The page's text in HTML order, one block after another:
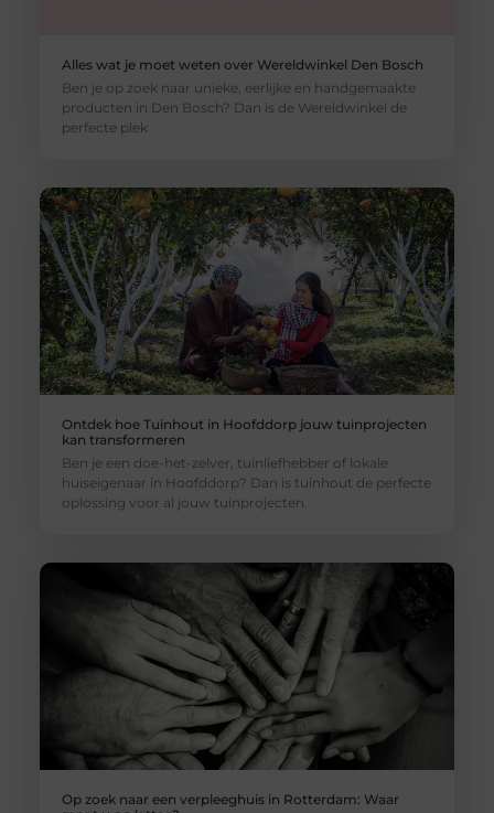
Alles wat je moet weten over Wereldwinkel Den Bosch
Ben je op zoek naar unieke, eerlijke en handgemaakte
producten in Den Bosch? Dan is de Wereldwinkel de
perfecte plek
Ontdek hoe Tuinhout in Hoofddorp jouw tuinprojecten
kan transformeren
Ben je een doe-het-zelver, tuinliefhebber of lokale
huiseigenaar in Hoofddorp? Dan is tuinhout de perfecte
oplossing voor al jouw tuinprojecten.
Op zoek naar een verpleeghuis in Rotterdam: Waar